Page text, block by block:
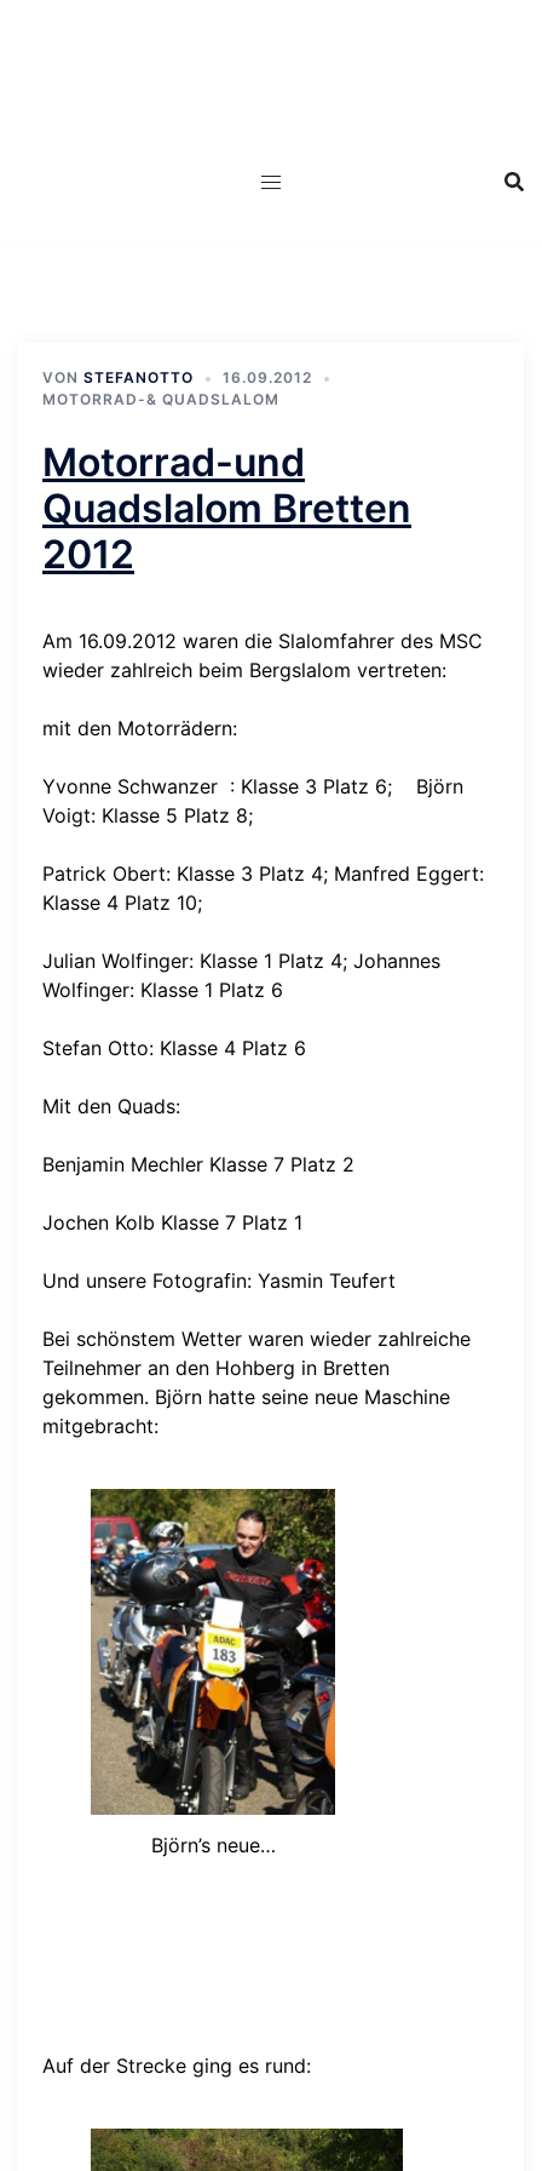
VON STEFANOTTO
16.09.2012
MOTORRAD-& QUADSLALOM
Motorrad-und
Quadslalom Bretten
2012
Am 16.09.2012 waren die Slalomfahrer des MSC
wieder zahlreich beim Bergslalom vertreten:
mit den Motorrädern:
Yvonne Schwanzer : Klasse 3 Platz 6; Björn
Voigt: Klasse 5 Platz 8;
Patrick Obert: Klasse 3 Platz 4; Manfred Eggert:
Klasse 4 Platz 10;
Julian Wolfinger: Klasse 1 Platz 4; Johannes
Wolfinger: Klasse 1 Platz 6
Stefan Otto: Klasse 4 Platz 6
Mit den Quads:
Benjamin Mechler Klasse 7 Platz 2
Jochen Kolb Klasse 7 Platz 1
Und unsere Fotografin: Yasmin Teufert
Bei schönstem Wetter waren wieder zahlreiche
Teilnehmer an den Hohberg in Bretten
gekommen. Björn hatte seine neue Maschine
mitgebracht:
Björn’s neue…
Auf der Strecke ging es rund: